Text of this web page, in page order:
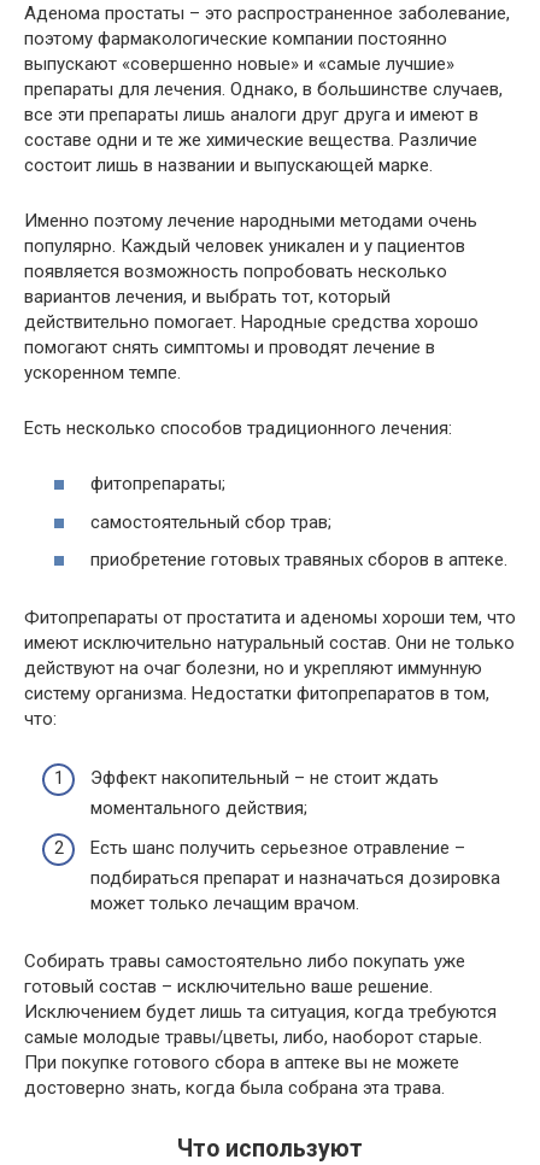
Аденома простаты – это распространенное заболевание,
поэтому фармакологические компании постоянно
выпускают «совершенно новые» и «самые лучшие»
препараты для лечения. Однако, в большинстве случаев,
все эти препараты лишь аналоги друг друга и имеют в
составе одни и те же химические вещества. Различие
состоит лишь в названии и выпускающей марке.
Именно поэтому лечение народными методами очень
популярно. Каждый человек уникален и у пациентов
появляется возможность попробовать несколько
вариантов лечения, и выбрать тот, который
действительно помогает. Народные средства хорошо
помогают снять симптомы и проводят лечение в
ускоренном темпе.
Есть несколько способов традиционного лечения:
фитопрепараты;
самостоятельный сбор трав;
приобретение готовых травяных сборов в аптеке.
Фитопрепараты от простатита и аденомы хороши тем, что
имеют исключительно натуральный состав. Они не только
действуют на очаг болезни, но и укрепляют иммунную
систему организма. Недостатки фитопрепаратов в том,
что:
Эффект накопительный – не стоит ждать
моментального действия;
Есть шанс получить серьезное отравление –
подбираться препарат и назначаться дозировка
может только лечащим врачом.
Собирать травы самостоятельно либо покупать уже
готовый состав – исключительно ваше решение.
Исключением будет лишь та ситуация, когда требуются
самые молодые травы/цветы, либо, наоборот старые.
При покупке готового сбора в аптеке вы не можете
достоверно знать, когда была собрана эта трава.
Что используют